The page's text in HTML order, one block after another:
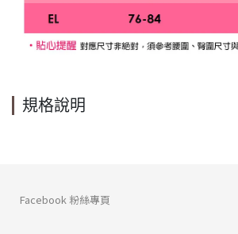
規格說明
Facebook 粉絲專頁